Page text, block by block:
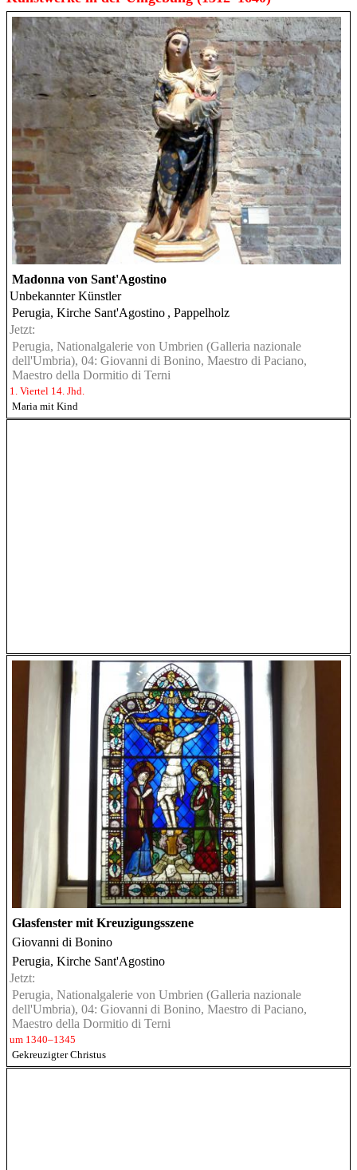
Madonna von Sant'Agostino
Unbekannter Künstler
Perugia, Kirche Sant'Agostino , Pappelholz
Jetzt:
Perugia, Nationalgalerie von Umbrien (Galleria nazionale
dell'Umbria), 04: Giovanni di Bonino, Maestro di Paciano,
Maestro della Dormitio di Terni
1. Viertel 14. Jhd.
Maria mit Kind
Glasfenster mit Kreuzigungsszene
Giovanni di Bonino
Perugia, Kirche Sant'Agostino
Jetzt:
Perugia, Nationalgalerie von Umbrien (Galleria nazionale
dell'Umbria), 04: Giovanni di Bonino, Maestro di Paciano,
Maestro della Dormitio di Terni
um 1340–1345
Gekreuzigter Christus